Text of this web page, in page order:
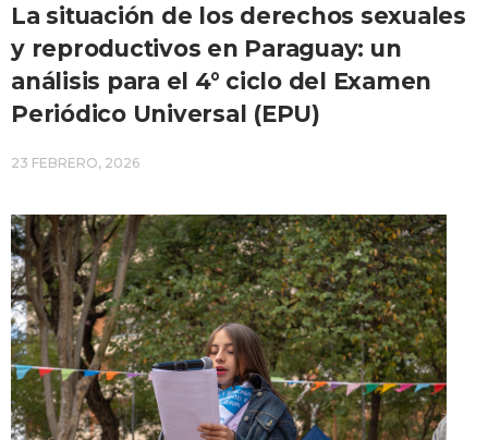
La situación de los derechos sexuales
y reproductivos en Paraguay: un
análisis para el 4° ciclo del Examen
Periódico Universal (EPU)
23 FEBRERO, 2026